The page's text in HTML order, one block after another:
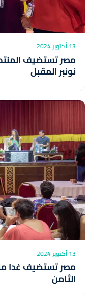
13 أكتوبر 2024
نونبر المقبل
13 أكتوبر 2024
مصر تستضيف غدا
الثامن